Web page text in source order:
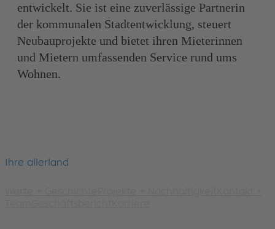
entwickelt. Sie ist eine zuverlässige Partnerin
der kommunalen Stadtentwicklung, steuert
Neubauprojekte und bietet ihren Mieterinnen
und Mietern umfassenden Service rund ums
Wohnen.
Ihre allerland